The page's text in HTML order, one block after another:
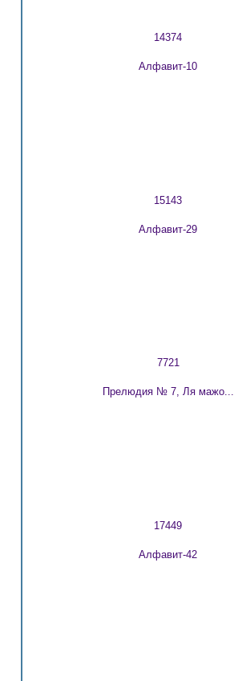
14374
Алфавит-10
15143
Алфавит-29
7721
Прелюдия № 7, Ля мажо...
17449
Алфавит-42